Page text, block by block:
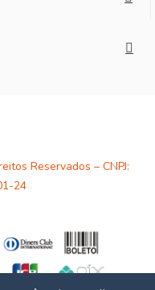
Reservados – CNPJ:
24